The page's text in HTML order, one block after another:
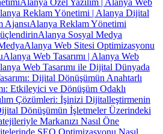
Alanya Özel Yazılım | Alanya Web
Reklam Yönetimi | Alanya Dijital
AjansıAlanya Reklam Yönetimi
Alanya Sosyal Medya
Alanya Web Sitesi Optimizasyonu
Alanya Web Tasarımı | Alanya Web
Web Tasarımı ile Dijital Dünyada
Dijital Dönüşümün Anahtarlı
Etkileyici ve Dönüşüm Odaklı
Çözümleri: İşinizi Dijitalleştirmenin
Dönüşümün İşletmeler Üzerindeki
Markanızı Nasıl Öne